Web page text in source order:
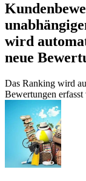
wird
neue
Das Ranking wird
Bewertungen erfasst